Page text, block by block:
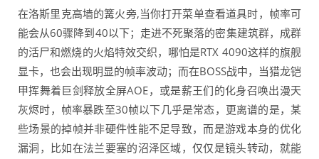
在洛斯里克高墙的篝火旁,当你打开菜单查看道具时，帧率可
能会从60骤降到40以下；走进不死聚落的密集建筑群，成群
的活尸和燃烧的火焰特效交织，哪怕是RTX 4090这样的旗舰
显卡，也会出现明显的帧率波动；而在BOSS战中，当猎龙铠
甲挥舞着巨剑释放全屏AOE，或是薪王们的化身召唤出漫天
灰烬时，帧率暴跌至30帧以下几乎是常态，更离谱的是，某
些场景的掉帧并非硬件性能不足导致，而是游戏本身的优化
漏洞，比如在法兰要塞的沼泽区域，仅仅是镜头转动，就能